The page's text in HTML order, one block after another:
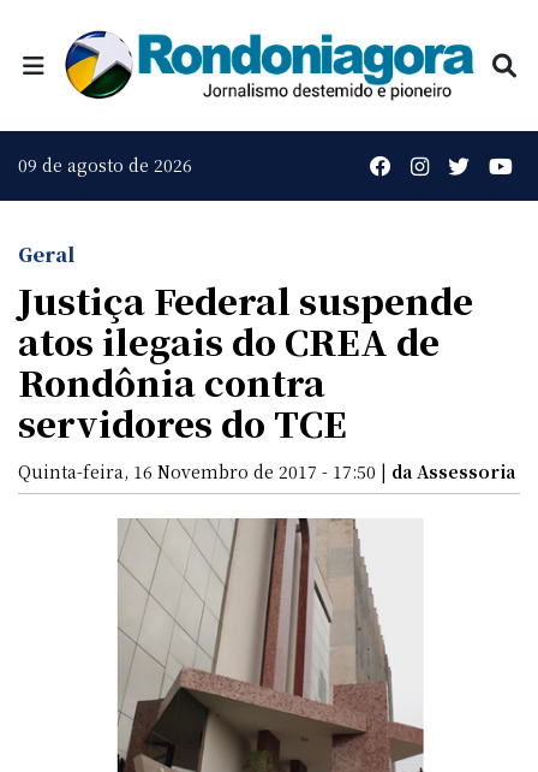
09 de agosto de 2026
Geral
Justiça Federal suspende
atos ilegais do CREA de
Rondônia contra
servidores do TCE
Quinta-feira, 16 Novembro de 2017 - 17:50 | da Assessoria